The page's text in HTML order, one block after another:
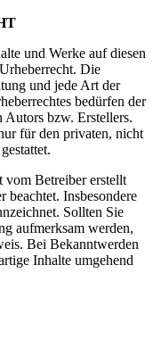
und Werke auf diesen
Die
und jede Art der
bedürfen der
bzw. Erstellers.
für den privaten, nicht
vom Betreiber erstellt
beachtet. Insbesondere
Sollten Sie
aufmerksam werden,
Bei Bekanntwerden
Inhalte umgehend